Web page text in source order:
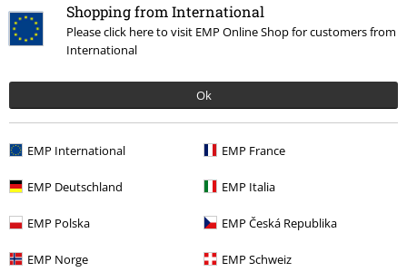
Shopping from International
Please click here to visit EMP Online Shop for customers from
International
Ok
EMP International EMP France
EMP Deutschland EMP Italia
EMP Polska EMP Česká Republika
EMP Norge EMP Schweiz
Última visita
PVPR